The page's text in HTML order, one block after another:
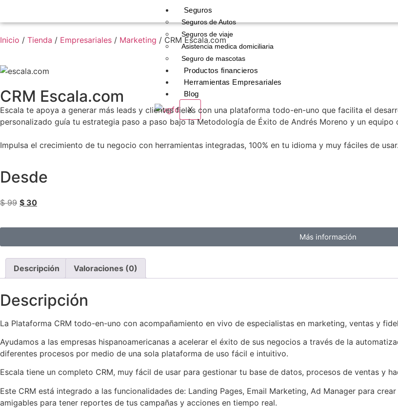
Seguros
Seguros de Autos
Seguros de viaje
Asistencia medica domiciliaria
Seguro de mascotas
Productos financieros
Herramientas Empresariales
Blog
X
Inicio / Tienda / Empresariales / Marketing / CRM Escala.com
CRM Escala.com
Escala te apoya a generar más leads y clientes fieles con una plataforma todo-en-uno que facilita el
personalizado guía tu estrategia paso a paso bajo la Metodología de Éxito de Andrés Moreno y un
Impulsa el crecimiento de tu negocio con herramientas integradas, 100% en tu idioma y muy fáciles de usar.
Desde
$99 $ 30
Más información
Descripción Valoraciones (0)
Descripción
La Plataforma CRM todo-en-uno con acompañamiento en vivo de especialistas en marketing, ventas y
Ayudamos a las empresas hispanoamericanas a acelerar el éxito de sus negocios a través de la
diferentes procesos por medio de una sola plataforma de uso fácil e intuitivo.
Escala tiene un completo CRM, muy fácil de usar para gestionar tu base de datos, procesos de ventas y
Este CRM está integrado a las funcionalidades de: Landing Pages, Email Marketing, Ad Manager para
amigables para tener reportes de tus campañas y acciones en tiempo real.